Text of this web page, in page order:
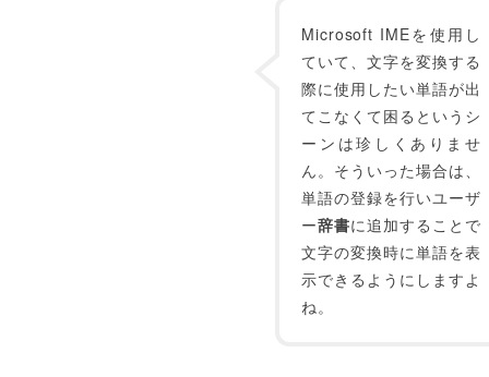
Microsoft IMEを使用し
ていて、文字を変換する
際に使用したい単語が出
てこなくて困るというシ
ーンは珍しくありませ
ん。そういった場合は、
単語の登録を行いユーザ
ー辞書に追加することで
文字の変換時に単語を表
示できるようにしますよ
ね。